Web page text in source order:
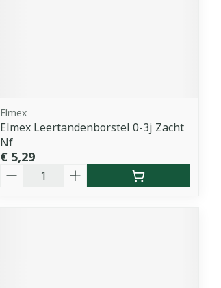
Elmex
Elmex Leertandenborstel 0-3j Zacht
Nf
€ 5,29